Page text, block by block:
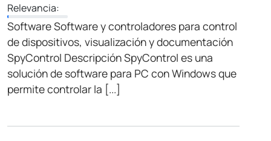
Relevancia:
Software Software y controladores para control
de dispositivos, visualización y documentación
SpyControl Descripción SpyControl es una
solución de software para PC con Windows que
permite controlar la [...]